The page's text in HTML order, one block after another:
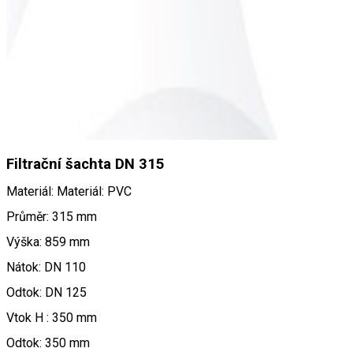
Filtrační šachta DN 315
Materiál: Materiál: PVC
Průměr: 315 mm
Výška: 859 mm
Nátok: DN 110
Odtok: DN 125
Vtok H : 350 mm
Odtok: 350 mm